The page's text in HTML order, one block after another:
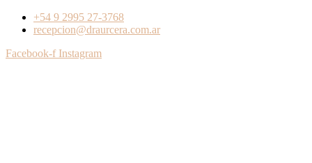
+54 9 2995 27-3768
recepcion@draurcera.com.ar
Facebook-f Instagram